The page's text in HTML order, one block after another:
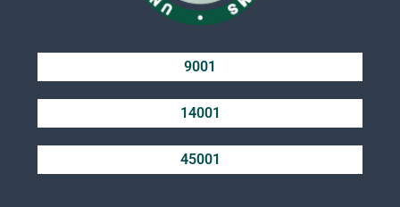
9001
14001
45001